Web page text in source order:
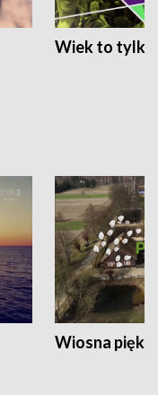
Wiek to tylko
Wiosna